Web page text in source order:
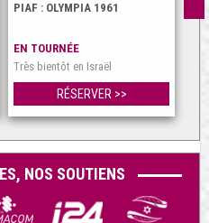
PIAF : OLYMPIA 1961
EN TOURNÉE
Très bientôt en Israël
RÉSERVER >>
NOS SOUTIENS